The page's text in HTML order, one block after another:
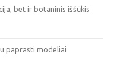
bet ir botaninis iššūkis
paprasti modeliai